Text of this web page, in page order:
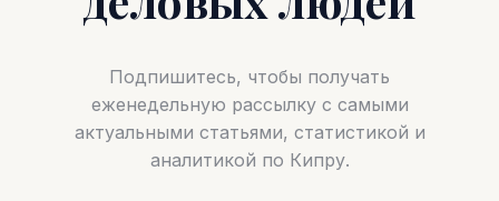
Подпишитесь, чтобы получать
еженедельную рассылку с самыми
актуальными статьями, статистикой и
аналитикой по Кипру.